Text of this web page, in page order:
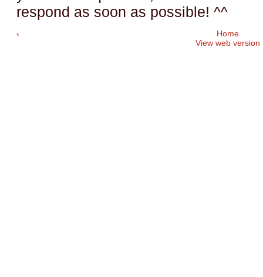
respond as soon as possible! ^^
‹
Home
View web version